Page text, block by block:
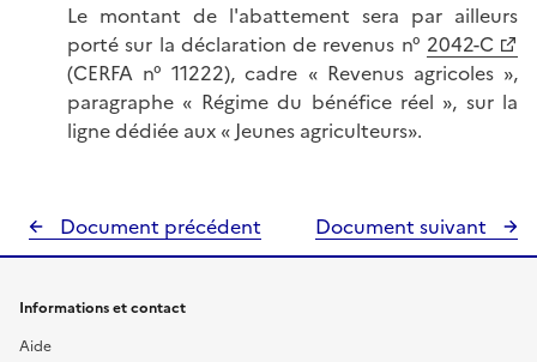
Le montant de l'abattement sera par ailleurs
porté sur la déclaration de revenus n° 2042-C
(CERFA n° 11222), cadre « Revenus agricoles »,
paragraphe « Régime du bénéfice réel », sur la
ligne dédiée aux « Jeunes agriculteurs».
Document précédent Document suivant
Informations et contact
Aide